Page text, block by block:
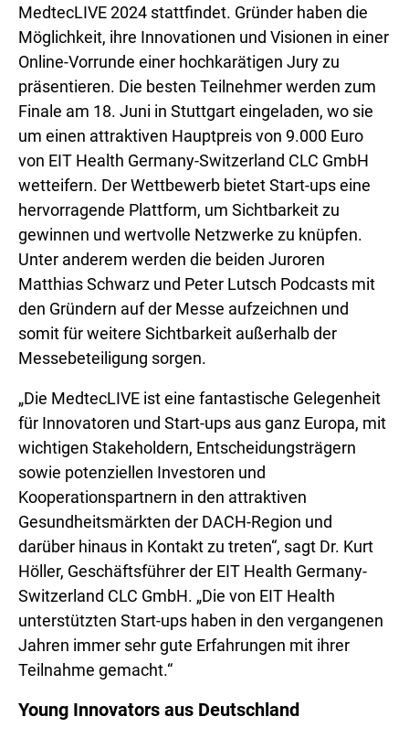
MedtecLIVE 2024 stattfindet. Gründer haben die
Möglichkeit, ihre Innovationen und Visionen in einer
Online-Vorrunde einer hochkarätigen Jury zu
präsentieren. Die besten Teilnehmer werden zum
Finale am 18. Juni in Stuttgart eingeladen, wo sie
um einen attraktiven Hauptpreis von 9.000 Euro
von EIT Health Germany-Switzerland CLC GmbH
wetteifern. Der Wettbewerb bietet Start-ups eine
hervorragende Plattform, um Sichtbarkeit zu
gewinnen und wertvolle Netzwerke zu knüpfen.
Unter anderem werden die beiden Juroren
Matthias Schwarz und Peter Lutsch Podcasts mit
den Gründern auf der Messe aufzeichnen und
somit für weitere Sichtbarkeit außerhalb der
Messebeteiligung sorgen.
„Die MedtecLIVE ist eine fantastische Gelegenheit
für Innovatoren und Start-ups aus ganz Europa, mit
wichtigen Stakeholdern, Entscheidungsträgern
sowie potenziellen Investoren und
Kooperationspartnern in den attraktiven
Gesundheitsmärkten der DACH-Region und
darüber hinaus in Kontakt zu treten“, sagt Dr. Kurt
Höller, Geschäftsführer der EIT Health Germany-
Switzerland CLC GmbH. „Die von EIT Health
unterstützten Start-ups haben in den vergangenen
Jahren immer sehr gute Erfahrungen mit ihrer
Teilnahme gemacht.“
Young Innovators aus Deutschland